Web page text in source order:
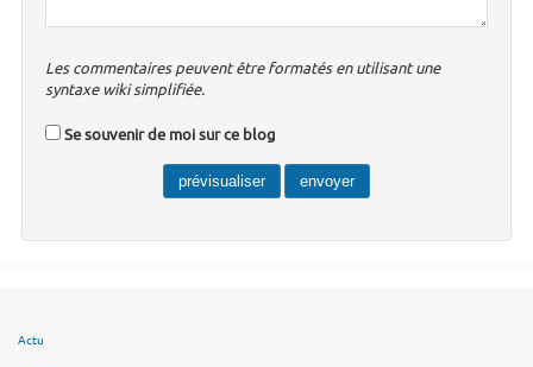
Les commentaires peuvent être formatés en utilisant une
syntaxe wiki simplifiée.
Se souvenir de moi sur ce blog
Actu